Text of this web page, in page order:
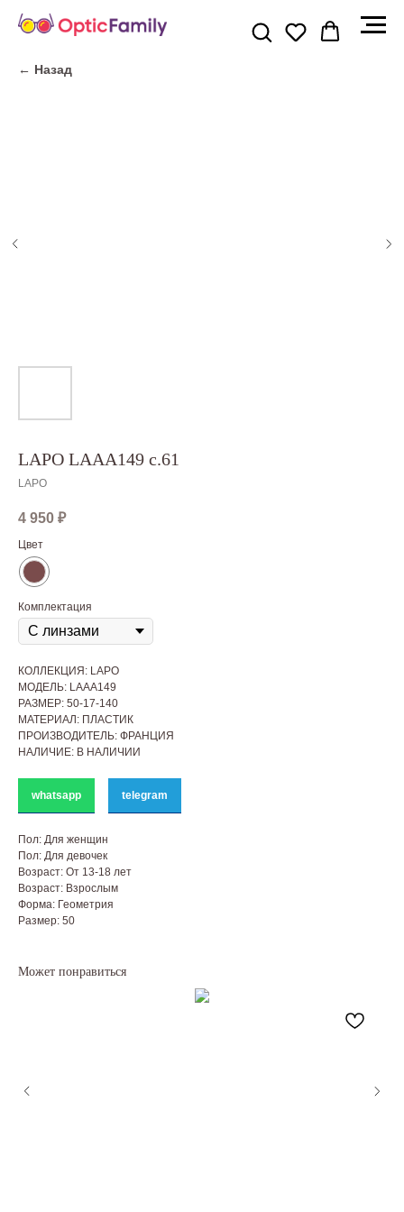
← Назад
LAPO LAAA149 c.61
LAPO
4 950 ₽
Цвет
Комплектация
КОЛЛЕКЦИЯ: LAPO
МОДЕЛЬ: LAAA149
РАЗМЕР: 50-17-140
МАТЕРИАЛ: ПЛАСТИК
ПРОИЗВОДИТЕЛЬ: ФРАНЦИЯ
НАЛИЧИЕ: В НАЛИЧИИ
whatsapp telegram
Пол: Для женщин
Пол: Для девочек
Возраст: От 13-18 лет
Возраст: Взрослым
Форма: Геометрия
Размер: 50
Может понравиться